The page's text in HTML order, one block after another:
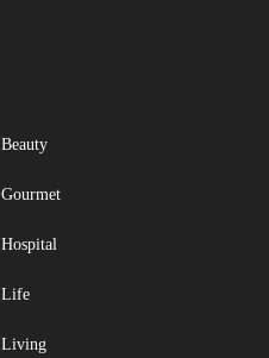
Beauty
Gourmet
Hospital
Life
Living